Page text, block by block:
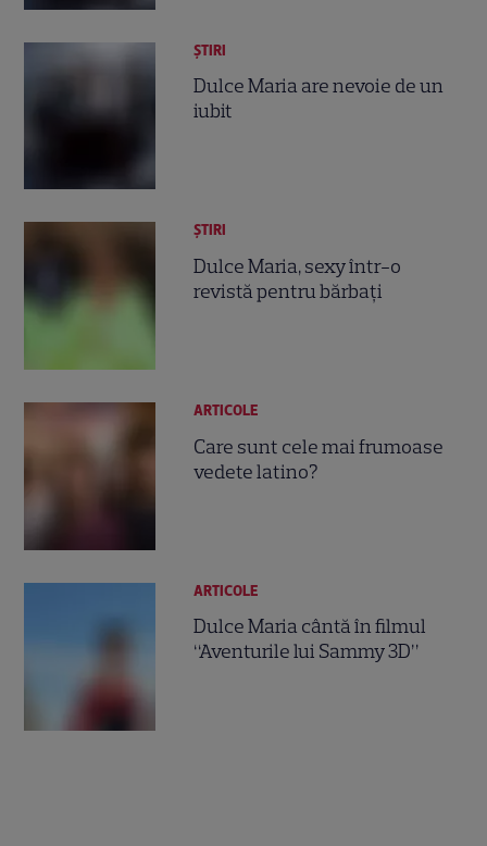
ȘTIRI
Dulce Maria are nevoie de un
iubit
ȘTIRI
Dulce Maria, sexy într-o
revistă pentru bărbaţi
ARTICOLE
Care sunt cele mai frumoase
vedete latino?
ARTICOLE
Dulce Maria cântă în filmul
“Aventurile lui Sammy 3D”